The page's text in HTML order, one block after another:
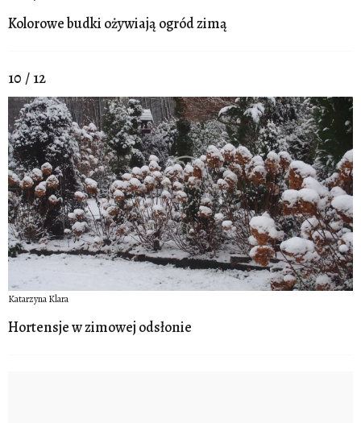
Kolorowe budki ożywiają ogród zimą
10 / 12
Katarzyna Klara
Hortensje w zimowej odsłonie